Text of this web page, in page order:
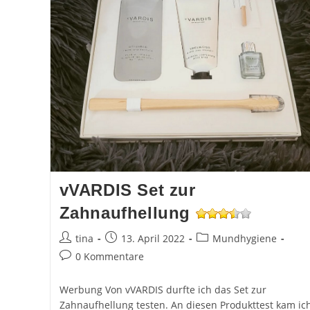
vVARDIS Set zur
Zahnaufhellung
Beitrags-
Autor:
tina
Beitrag
veröffentlicht:
13. April 2022
Beitrags-
Mundhygiene
Beitrags-
0 Kommentare
Werbung Von vVARDIS durfte ich das Set zur
Zahnaufhellung testen. An diesen Produkttest kam